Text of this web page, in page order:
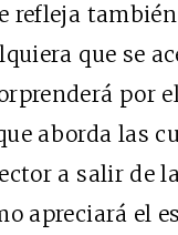
refleja
que se
por
aborda las
a salir de
apreciará el